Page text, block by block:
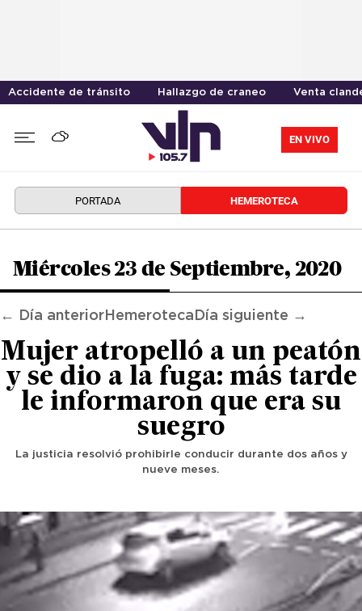
Accidente de tránsito Hallazgo de craneo Venta
EN VIVO
PORTADA HEMEROTECA
Miércoles 23 de Septiembre, 2020
← Día anterior Hemeroteca Día siguiente →
Mujer atropelló a un peatón
y se dio a la fuga: más tarde
le informaron que era su
suegro
La justicia resolvió prohibirle conducir durante dos años y
nueve meses.